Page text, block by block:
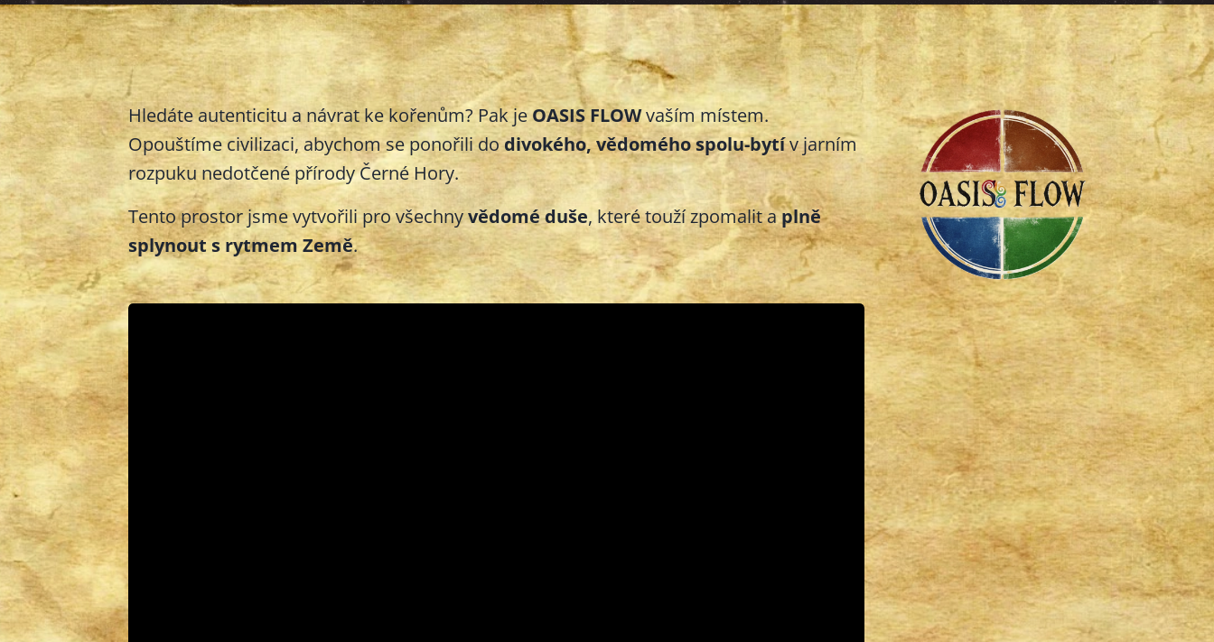
Hledáte autenticitu a návrat ke kořenům? Pak jeOASIS FLOWvaším místem.
Opouštíme civilizaci, abychom se ponořili dodivokého, vědomého spolu-bytív jarním
rozpuku nedotčené přírody Černé Hory.
Tento prostor jsme vytvořili pro všechnyvědomé duše, které touží zpomalit aplně
splynout s rytmem Země.